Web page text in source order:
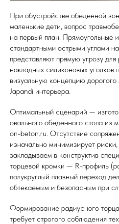
При обустройстве обеденной
маленькие дети, вопрос
на первый план. Прямоугольные
стандартными острыми углами
представляют прямую угрозу
накладных силиконовых уголков
визуальную концепцию
Japandi интерьера.
Оптимальный сценарий —
овального обеденного стола из
on-beton.ru. Отсутствие
изначально минимизирует
закладываем в конструктив
торцевой кромки — R-профиль
полукруглый плавный переход
обтекаемым и безопасным при
Формирование радиусного
требует строгого соблюдения